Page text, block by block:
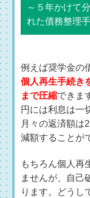
～５年かけて
れた債務整理
例えば奨学金の
個人再生手続き
まで圧縮できま
円には利息は一
月々の返済額は
減額することが
もちろん個人再
ませんが、自己
ります。どうし